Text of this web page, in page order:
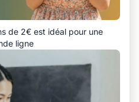
de 2€ est idéal pour une
ligne